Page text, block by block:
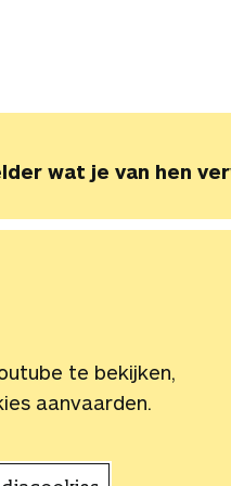
wat je van hen
te bekijken,
aanvaarden.